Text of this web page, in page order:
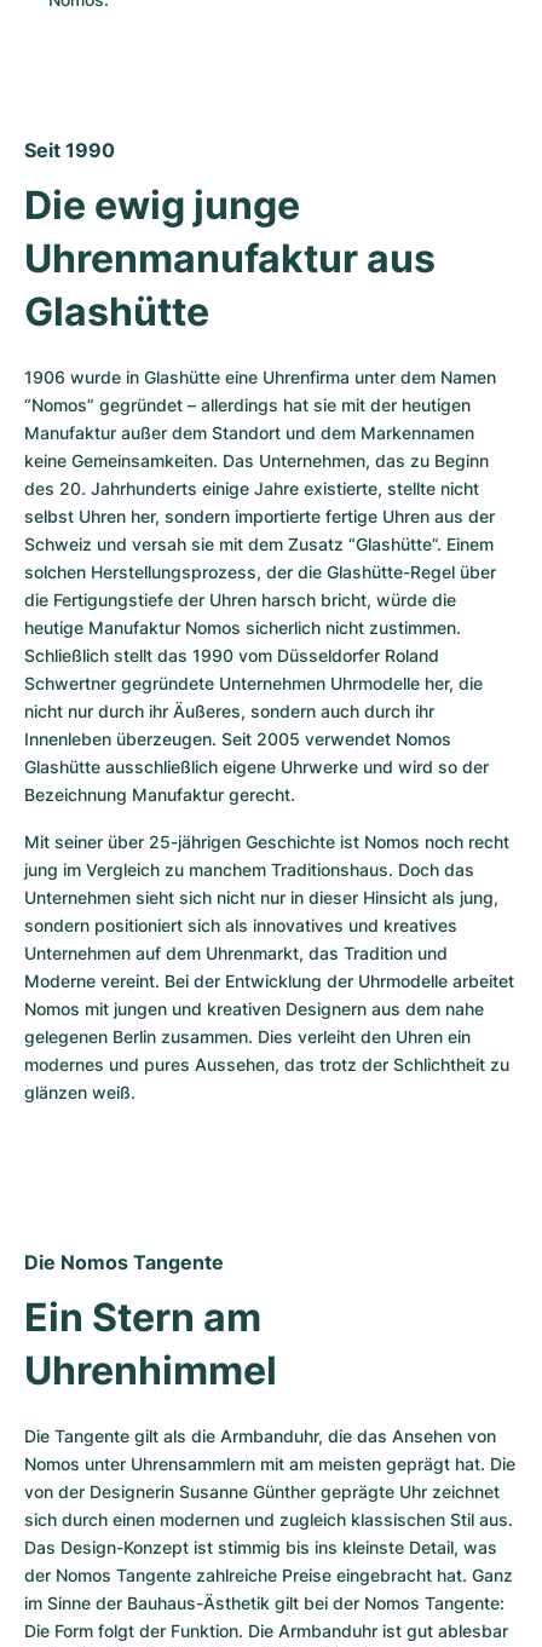
Seit 1990
Die ewig junge
Uhrenmanufaktur aus
Glashütte
1906 wurde in Glashütte eine Uhrenfirma unter dem Namen
“Nomos” gegründet – allerdings hat sie mit der heutigen
Manufaktur außer dem Standort und dem Markennamen
keine Gemeinsamkeiten. Das Unternehmen, das zu Beginn
des 20. Jahrhunderts einige Jahre existierte, stellte nicht
selbst Uhren her, sondern importierte fertige Uhren aus der
Schweiz und versah sie mit dem Zusatz “Glashütte”. Einem
solchen Herstellungsprozess, der die Glashütte-Regel über
die Fertigungstiefe der Uhren harsch bricht, würde die
heutige Manufaktur Nomos sicherlich nicht zustimmen.
Schließlich stellt das 1990 vom Düsseldorfer Roland
Schwertner gegründete Unternehmen Uhrmodelle her, die
nicht nur durch ihr Äußeres, sondern auch durch ihr
Innenleben überzeugen. Seit 2005 verwendet Nomos
Glashütte ausschließlich eigene Uhrwerke und wird so der
Bezeichnung Manufaktur gerecht.
Mit seiner über 25-jährigen Geschichte ist Nomos noch recht
jung im Vergleich zu manchem Traditionshaus. Doch das
Unternehmen sieht sich nicht nur in dieser Hinsicht als jung,
sondern positioniert sich als innovatives und kreatives
Unternehmen auf dem Uhrenmarkt, das Tradition und
Moderne vereint. Bei der Entwicklung der Uhrmodelle arbeitet
Nomos mit jungen und kreativen Designern aus dem nahe
gelegenen Berlin zusammen. Dies verleiht den Uhren ein
modernes und pures Aussehen, das trotz der Schlichtheit zu
glänzen weiß.
Die Nomos Tangente
Ein Stern am
Uhrenhimmel
Die Tangente gilt als die Armbanduhr, die das Ansehen von
Nomos unter Uhrensammlern mit am meisten geprägt hat. Die
von der Designerin Susanne Günther geprägte Uhr zeichnet
sich durch einen modernen und zugleich klassischen Stil aus.
Das Design-Konzept ist stimmig bis ins kleinste Detail, was
der Nomos Tangente zahlreiche Preise eingebracht hat. Ganz
im Sinne der Bauhaus-Ästhetik gilt bei der Nomos Tangente:
Die Form folgt der Funktion. Die Armbanduhr ist gut ablesbar